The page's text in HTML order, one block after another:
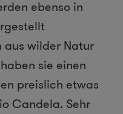
ebenso in
aus wilder Natur
sie einen
preislich etwas
Candela. Sehr